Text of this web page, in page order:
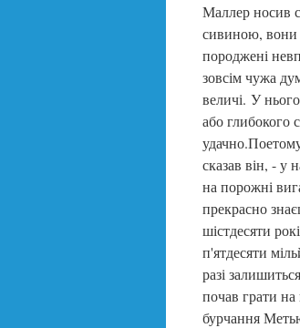
Маллер носив
сивиною, вони
породжені
зовсім чужа
величі. У
або глибокого
сказав він, - у
на порожні
прекрасно
шістдесяти
п'ятдесяти
разі
почав грати на
бурчання